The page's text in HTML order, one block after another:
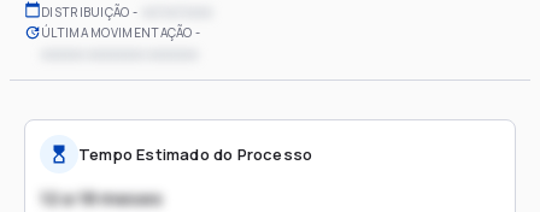
DISTRIBUIÇÃO
ÚLTIMA MOVIMENTAÇÃO
Tempo Estimado do Processo
12 a 18 meses